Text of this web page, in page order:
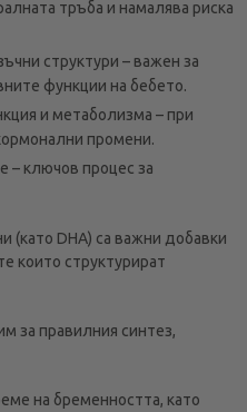
тръба и намалява риска
структури – важен за
функции на бебето.
и метаболизма – при
промени.
– ключов процес за
(като DHA) са важни добавки
които структурират
за правилния синтез,
на бременността, като